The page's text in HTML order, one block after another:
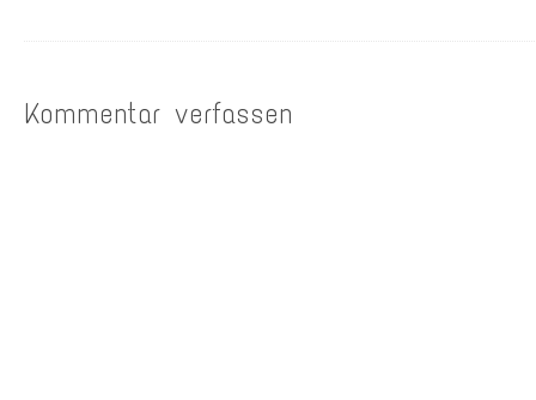
Kommentar verfassen